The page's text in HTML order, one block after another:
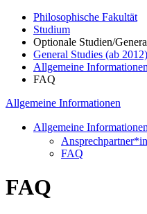
Philosophische Fakultät
Studium
Optionale Studien/
General Studies (ab 2012)
Allgemeine Informationen
FAQ
Allgemeine Informationen
Allgemeine Informationen
Ansprechpartner*in
FAQ
FAQ